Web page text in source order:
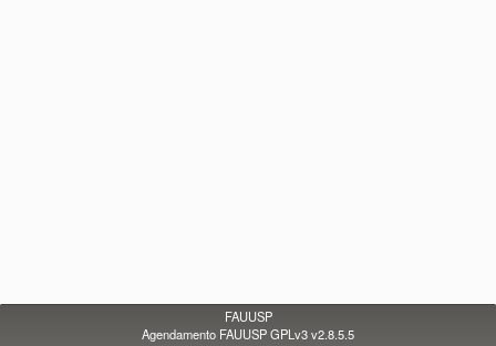
FAUUSP
Agendamento FAUUSP GPLv3 v2.8.5.5